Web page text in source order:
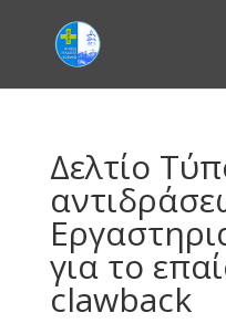
Δελτίο
για το
clawback